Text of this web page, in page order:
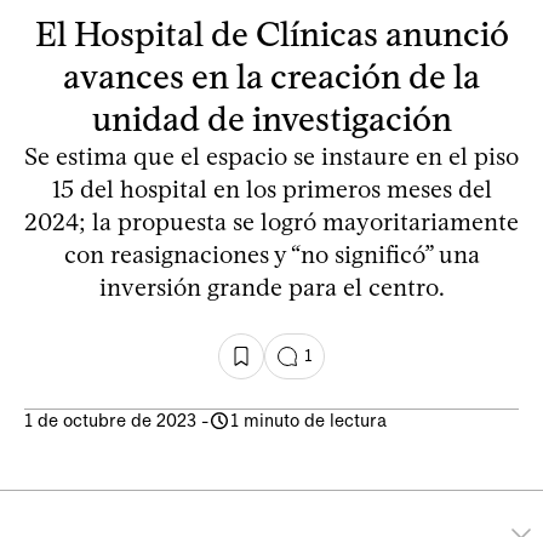
El Hospital de Clínicas anunció
avances en la creación de la
unidad de investigación
Se estima que el espacio se instaure en el piso
15 del hospital en los primeros meses del
2024; la propuesta se logró mayoritariamente
con reasignaciones y “no significó” una
inversión grande para el centro.
1
1 de octubre de 2023 - 1 minuto de lectura